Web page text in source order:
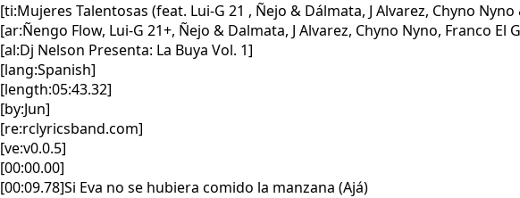
[ti:Mujeres Talentosas (feat. Lui-G 21 , Ñejo & Dálmata, J Alvarez, Chyno
[ar:Ñengo Flow, Lui-G 21+, Ñejo & Dalmata, J Alvarez, Chyno Nyno, Franco El
[al:Dj Nelson Presenta: La Buya Vol. 1]
[lang:Spanish]
[length:05:43.32]
[by:Jun]
[re:rclyricsband.com]
[ve:v0.0.5]
[00:00.00]
[00:09.78]Si Eva no se hubiera comido la manzana (Ajá)